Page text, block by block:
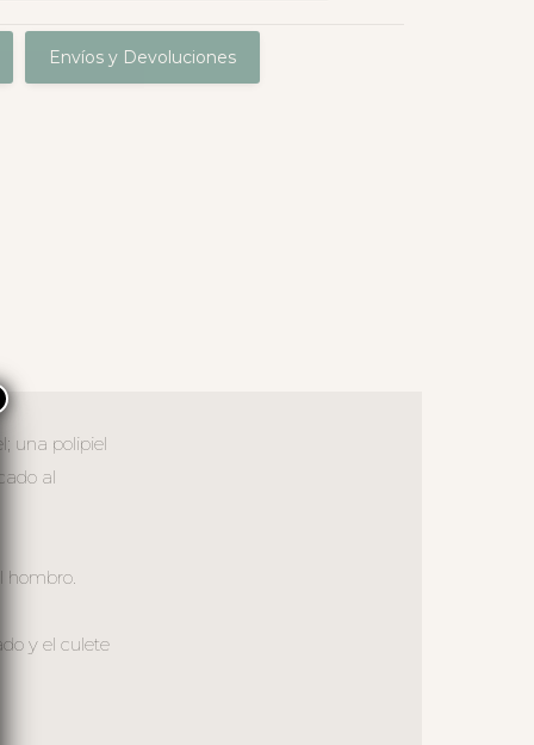
Envíos y Devoluciones
una polipiel
al
hombro.
y el culete